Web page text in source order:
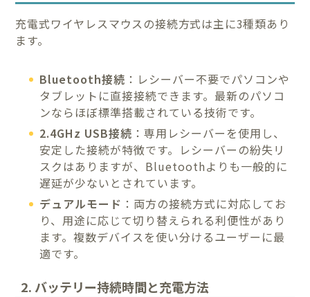
充電式ワイヤレスマウスの接続方式は主に3種類あり
ます。
Bluetooth接続 ：レシーバー不要でパソコンや
タブレットに直接接続できます。最新のパソコ
ンならほぼ標準搭載されている技術です。
2.4GHz USB接続 ：専用レシーバーを使用し、
安定した接続が特徴です。レシーバーの紛失リ
スクはありますが、Bluetoothよりも一般的に
遅延が少ないとされています。
デュアルモード ：両方の接続方式に対応してお
り、用途に応じて切り替えられる利便性があり
ます。複数デバイスを使い分けるユーザーに最
適です。
2. バッテリー持続時間と充電方法